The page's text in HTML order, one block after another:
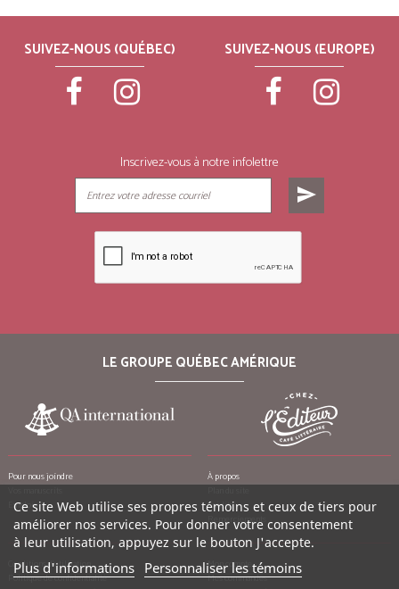
SUIVEZ-NOUS (QUÉBEC) SUIVEZ-NOUS (EUROPE)
Inscrivez-vous à notre infolettre
send
LE GROUPE QUÉBEC AMÉRIQUE
Pour nous joindre
Emplois
À propos
Crédits
Remerciements
Conditions d’utilisation
Politique de confidentialité
Mon compte
Mes commandes
Ce site Web utilise ses propres témoins et ceux de tiers pour
améliorer nos services. Pour donner votre consentement
à leur utilisation, appuyez sur le bouton J'accepte.
Plus d'informations Personnaliser les témoins